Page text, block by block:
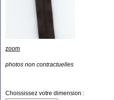
zoom
photos non contractuelles
Choississez votre dimension :